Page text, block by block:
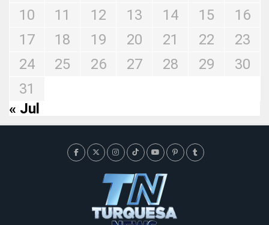
10
11 12 13 14 15
16
17
18 19 20 21 22
23
24
25 26 27 28 29
30
31
« Jul